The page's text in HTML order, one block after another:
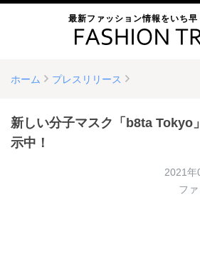
最新ファッション情報をいち早
ホーム プレスリリース
新しい分子マスク「b8ta Tokyo
示中！
2021年
フ